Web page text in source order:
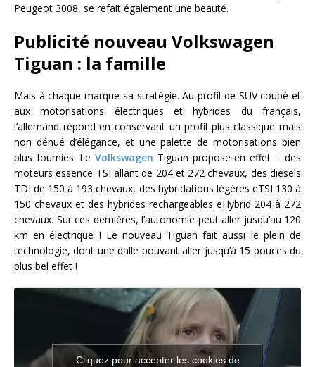
Peugeot 3008, se refait également une beauté.
Publicité nouveau Volkswagen
Tiguan : la famille
Mais à chaque marque sa stratégie. Au profil de SUV coupé et
aux motorisations électriques et hybrides du français,
l’allemand répond en conservant un profil plus classique mais
non dénué d’élégance, et une palette de motorisations bien
plus fournies. LeVolkswagen Tiguan propose en effet : des
moteurs essence TSI allant de 204 et 272 chevaux, des diesels
TDI de 150 à 193 chevaux, des hybridations légères eTSI 130 à
150 chevaux et des hybrides rechargeables eHybrid 204 à 272
chevaux. Sur ces dernières, l’autonomie peut aller jusqu’au 120
km en électrique ! Le nouveau Tiguan fait aussi le plein de
technologie, dont une dalle pouvant aller jusqu’à 15 pouces du
plus bel effet !
Cliquez pour accepter les cookies de